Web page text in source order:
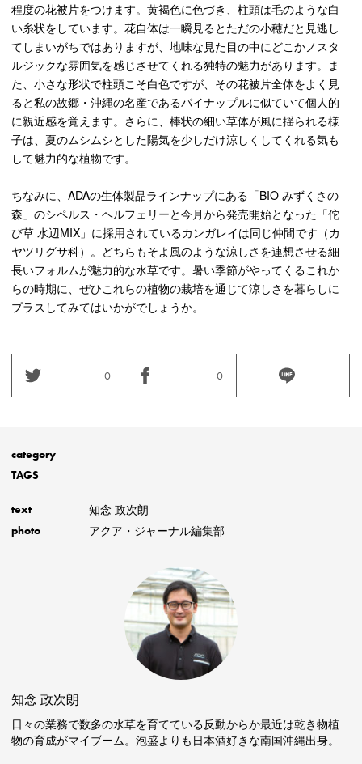
程度の花被片をつけます。黄褐色に色づき、柱頭は毛のような白
い糸状をしています。花自体は一瞬見るとただの小穂だと見逃し
てしまいがちではありますが、地味な見た目の中にどこかノスタ
ルジックな雰囲気を感じさせてくれる独特の魅力があります。ま
た、小さな形状で柱頭こそ白色ですが、その花被片全体をよく見
ると私の故郷・沖縄の名産であるパイナップルに似ていて個人的
に親近感を覚えます。さらに、棒状の細い草体が風に揺られる様
子は、夏のムシムシとした陽気を少しだけ涼しくしてくれる気も
して魅力的な植物です。
ちなみに、ADAの生体製品ラインナップにある「BIO みずくさの
森」のシペルス・ヘルフェリーと今月から発売開始となった「佗
び草 水辺MIX」に採用されているカンガレイは同じ仲間です（カ
ヤツリグサ科）。 どちらもそよ風のような涼しさを連想させる細
長いフォルムが魅力的な水草です。暑い季節がやってくるこれか
らの時期に、ぜひこれらの植物の栽培を通じて涼しさを暮らしに
プラスしてみてはいかがでしょうか。
0 0
category
TAGS
text 知念 政次朗
photo アクア・ジャーナル編集部
知念 政次朗
日々の業務で数多の水草を育てている反動からか最近は乾き物植
物の育成がマイブーム。泡盛よりも日本酒好きな南国沖縄出身。